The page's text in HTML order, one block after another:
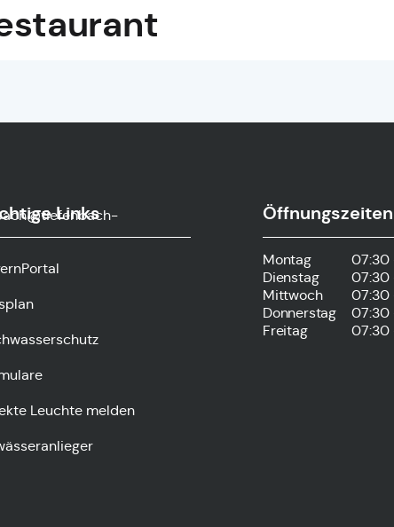
Links
Leuchte melden
Öffnungszeiten
Montag
07:30
Dienstag
07:30
Mittwoch
07:30
Donnerstag
07:30
Freitag
07:30